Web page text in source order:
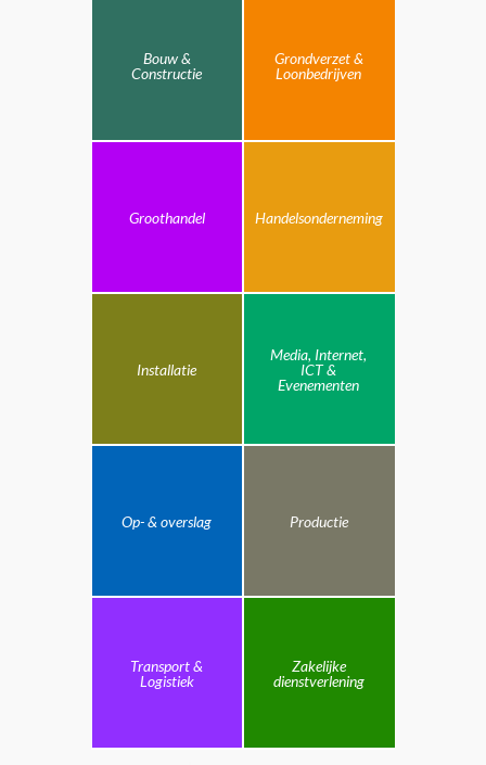
Bouw &
Constructie
Grondverzet &
Loonbedrijven
Groothandel Handelsonderneming
Installatie
Media, Internet,
ICT &
Evenementen
Op- & overslag Productie
Transport &
Logistiek
Zakelijke
dienstverlening